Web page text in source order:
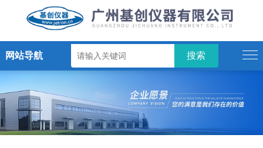
网站导航